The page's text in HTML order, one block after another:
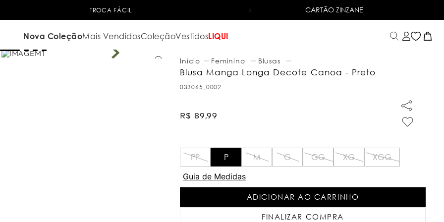
TROCA FÁCIL 6X SEM JUROSNO CARTÃO DE CRÉDITO
CARTÃO ZINZANE
Nova ColeçãoMais VendidosColeçãoVestidosLIQUI
Feminino Blusas
Blusa Manga Longa Decote Canoa - Preto
033065_0002
R$ 89,99
PP P M G GG XG
XGG
Guia de Medidas
ADICIONAR AO CARRINHO
FINALIZAR COMPRA